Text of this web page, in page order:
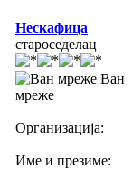
Нескафица
староседелац
Ван
мреже
Организација:
Име и презиме: